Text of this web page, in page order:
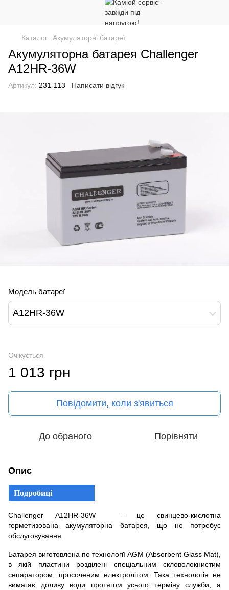
Каталог Акумуляторні батареї
Акумуляторна батарея Challenger
A12HR-36W
Артикул: 231-113 Написати відгук
Модель батареї
A12HR-36W
Очікується
1 013 грн
Повідомити, коли з'явиться
До обраного Порівняти
Опис
Подробиці
Challenger A12HR-36W – це свинцево-кислотна
герметизована акумуляторна батарея, що не потребує
обслуговування.
Батарея виготовлена по технології AGM (Absorbent Glass Mat),
в якій пластини розділені спеціальним скловолокнистим
сепаратором, просоченим електролітом. Така технологія не
вимагає доливу води протягом усього терміну служби, а